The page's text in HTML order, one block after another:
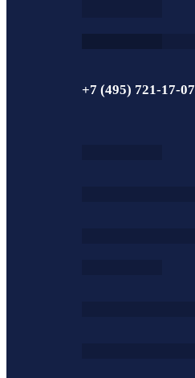
+7 (495) 721-17-07